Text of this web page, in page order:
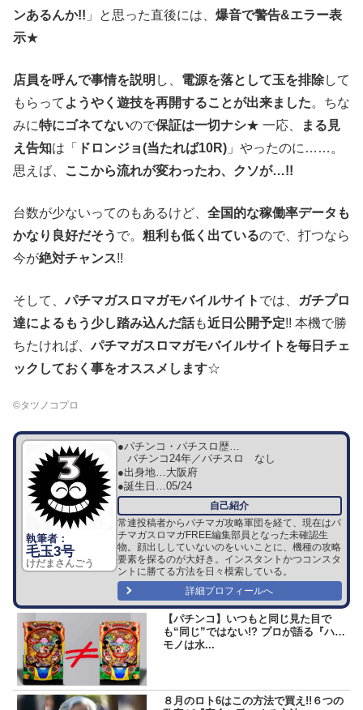
ンあるんか!! 」と思った直後には、 爆音で警告&エラー表
示★
店員を呼んで事情を説明 し、 電源を落として玉を排除して
もらって ようやく遊技を再開することが出来ました。ちな
みに特にゴネてないので保証は一切ナシ★ 一応、
まる見
え告知は「 ドロンジョ(当たれば10R) 」やったのに……。
思えば、
ここから流れが変わったわ、クソが…!!
台数が少ないってのもあるけど、 全国的な稼働率データも
かなり良好だそう で。 粗利も低く出ているので、打つなら
今が絶対チャンス!!
そして、パチマガスロマガモバイルサイト では、
ガチプロ
達によるもう少し踏み込んだ話も近日公開予定!! 本機で勝
ちたければ、パチマガスロマガモバイルサイトを毎日チェ
ックしておく事をオススメします☆
©タツノコプロ
毛玉3号
けだまさんごう
●パチンコ・パチスロ歴…
パチンコ24年／パチスロ なし
●出身地… 大阪府
●誕生日… 05/24
常連投稿者からパチマガ攻略軍団を経て、現在はパ
チマガスロマガFREE編集部員となった未確認生
物。顔出ししていないのをいいことに、機種の攻略
要素を探るのが大好き。インスタントかつコンスタ
ントに勝てる方法を日々模索している。
詳細プロフィールへ
【パチンコ】いつもと同じ見た目で
も“同じ”ではない!? プロが語る『ハネ
モノは水...
８月のロト6はこの方法で買え!!６つの